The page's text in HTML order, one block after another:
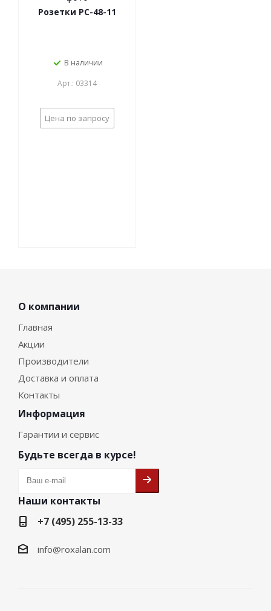
Розетки РС-48-11
В наличии
Арт.: 03314
Цена по запросу
О компании
Главная
Акции
Производители
Доставка и оплата
Контакты
Информация
Гарантии и сервис
Будьте всегда в курсе!
Наши контакты
+7 (495) 255-13-33
info@roxalan.com